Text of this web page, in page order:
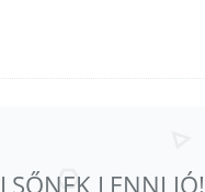
LENNI JÓ!